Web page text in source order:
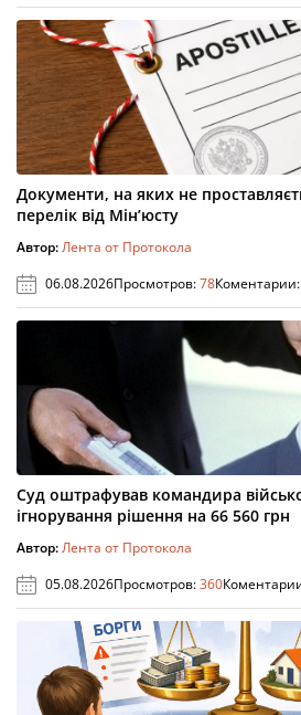
Документи, на яких не
перелік від Мін’юсту
Автор:Лента от Протокола
06.08.2026Просмотров:78Коментарии:
Суд оштрафував командира
ігнорування рішення на 66 560 грн
Автор:Лента от Протокола
05.08.2026Просмотров:360